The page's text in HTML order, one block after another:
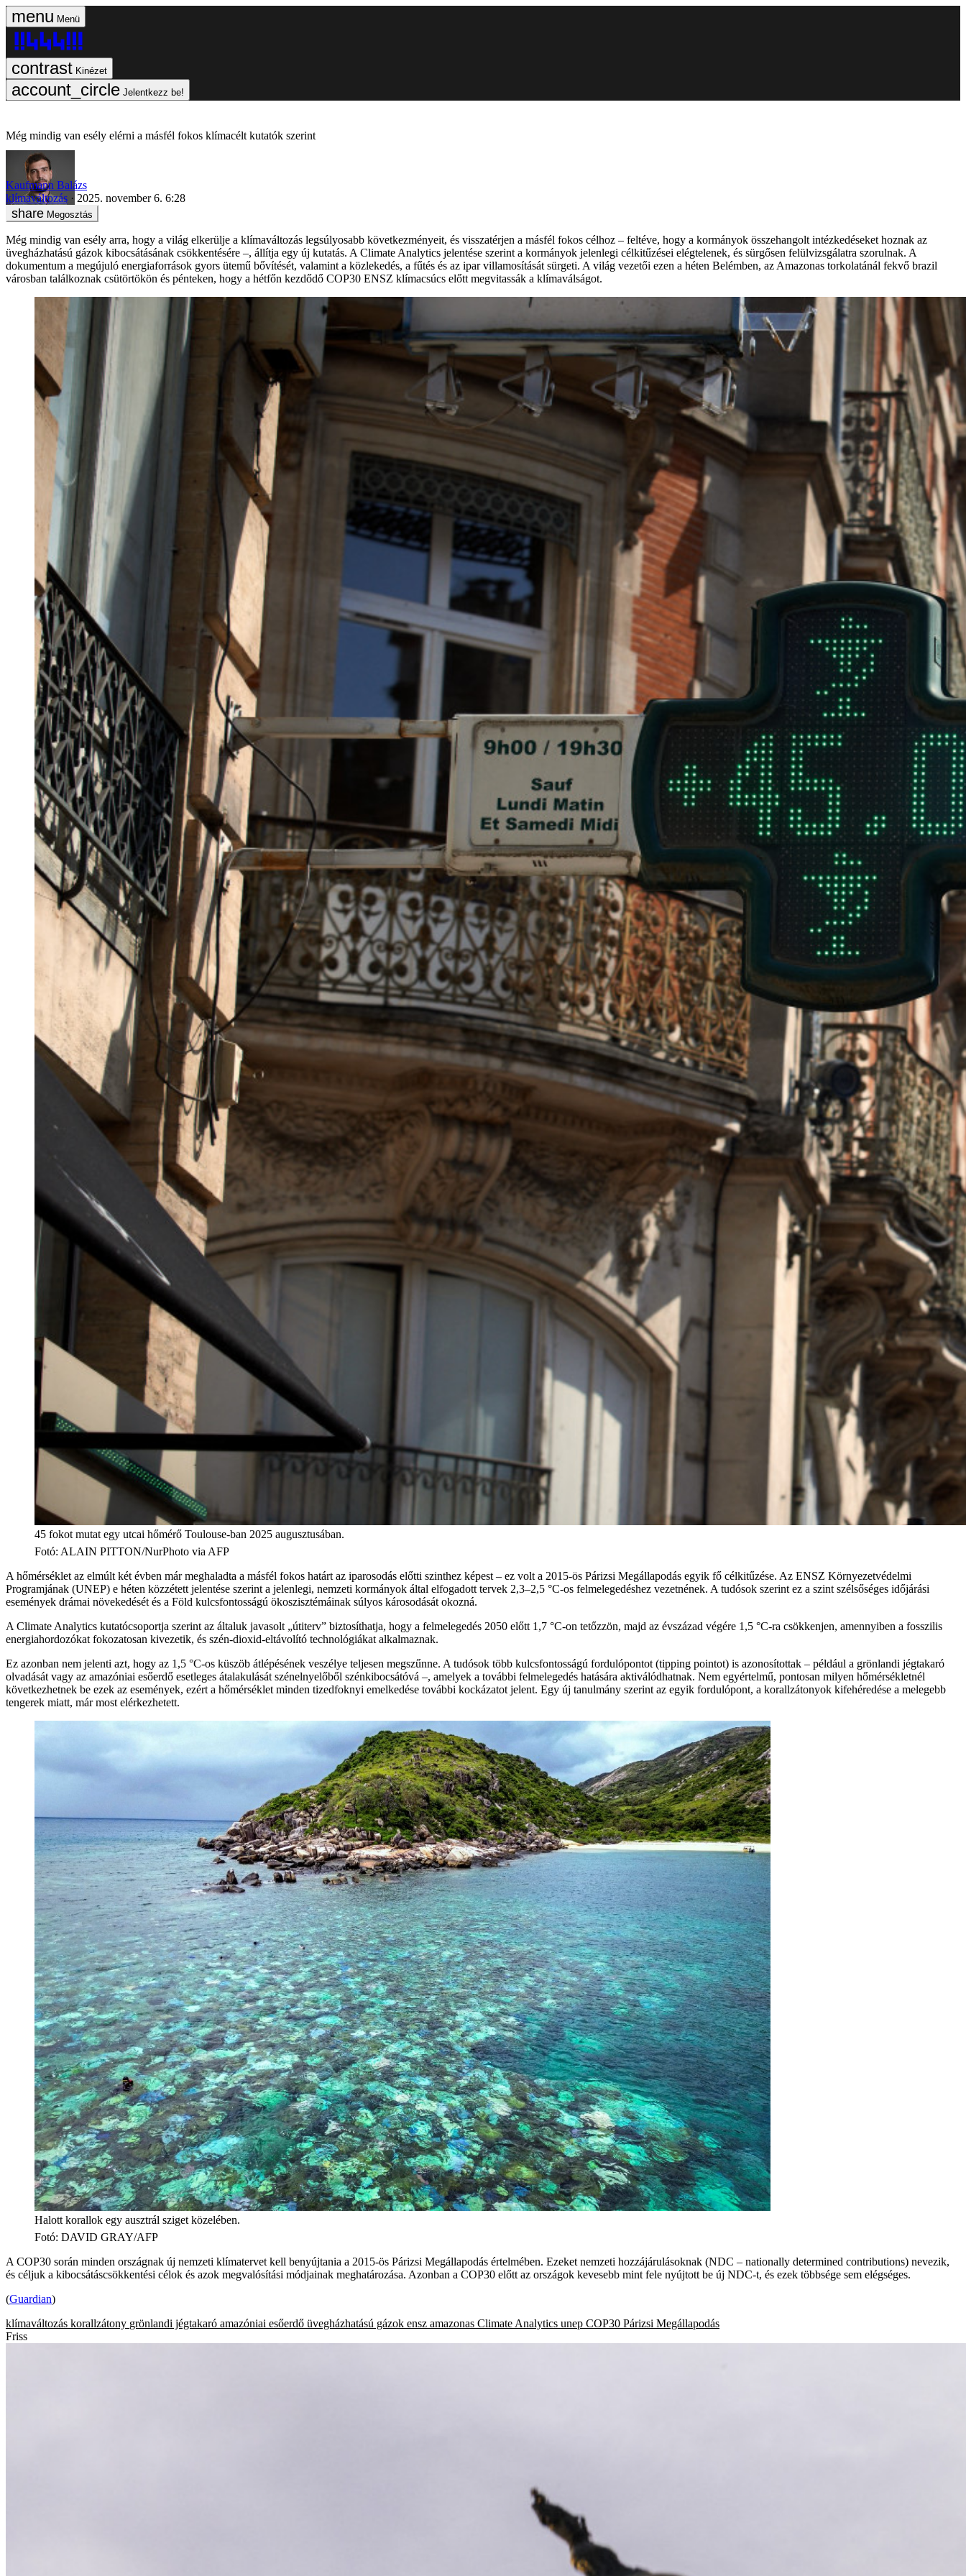
Menü
Kinézet
Jelentkezz be!
Még mindig van esély elérni a másfél fokos klímacélt kutatók szerint
Kaufmann Balázs
klímaváltozás
2025. november 6. 6:28
Megosztás
Még mindig van esély arra, hogy a világ elkerülje a klímaváltozás legsúlyosabb következményeit, és visszatérjen a másfél fokos célhoz – feltéve, hogy a kormányok összehangolt intézkedéseket hoznak az
üvegházhatású gázok kibocsátásának csökkentésére –, állítja egy új kutatás. A Climate Analytics jelentése szerint a kormányok jelenlegi célkitűzései elégtelenek, és sürgősen felülvizsgálatra szorulnak. A
dokumentum a megújuló energiaforrások gyors ütemű bővítését, valamint a közlekedés, a fűtés és az ipar villamosítását sürgeti. A világ vezetői ezen a héten Belémben, az Amazonas torkolatánál fekvő brazil
városban találkoznak csütörtökön és pénteken, hogy a hétfőn kezdődő COP30 ENSZ klímacsúcs előtt megvitassák a klímaválságot.
45 fokot mutat egy utcai hőmérő Toulouse-ban 2025 augusztusában.
Fotó: ALAIN PITTON/NurPhoto via AFP
A hőmérséklet az elmúlt két évben már meghaladta a másfél fokos határt az iparosodás előtti szinthez képest – ez volt a 2015-ös Párizsi Megállapodás egyik fő célkitűzése. Az ENSZ Környezetvédelmi
Programjának (UNEP) e héten közzétett jelentése szerint a jelenlegi, nemzeti kormányok által elfogadott tervek 2,3–2,5 °C-os felmelegedéshez vezetnének. A tudósok szerint ez a szint szélsőséges időjárási
események drámai növekedését és a Föld kulcsfontosságú ökoszisztémáinak súlyos károsodását okozná.
A Climate Analytics kutatócsoportja szerint az általuk javasolt „útiterv” biztosíthatja, hogy a felmelegedés 2050 előtt 1,7 °C-on tetőzzön, majd az évszázad végére 1,5 °C-ra csökkenjen, amennyiben a fosszilis
energiahordozókat fokozatosan kivezetik, és szén-dioxid-eltávolító technológiákat alkalmaznak.
Ez azonban nem jelenti azt, hogy az 1,5 °C-os küszöb átlépésének veszélye teljesen megszűnne. A tudósok több kulcsfontosságú fordulópontot (tipping pointot) is azonosítottak – például a grönlandi jégtakaró
olvadását vagy az amazóniai esőerdő esetleges átalakulását szénelnyelőből szénkibocsátóvá –, amelyek a további felmelegedés hatására aktiválódhatnak. Nem egyértelmű, pontosan milyen hőmérsékletnél
következhetnek be ezek az események, ezért a hőmérséklet minden tizedfoknyi emelkedése további kockázatot jelent. Egy új tanulmány szerint az egyik fordulópont, a korallzátonyok kifehéredése a melegebb
tengerek miatt, már most elérkezhetett.
Halott korallok egy ausztrál sziget közelében.
Fotó: DAVID GRAY/AFP
A COP30 során minden országnak új nemzeti klímatervet kell benyújtania a 2015-ös Párizsi Megállapodás értelmében. Ezeket nemzeti hozzájárulásoknak (NDC – nationally determined contributions) nevezik,
és céljuk a kibocsátáscsökkentési célok és azok megvalósítási módjainak meghatározása. Azonban a COP30 előtt az országok kevesebb mint fele nyújtott be új NDC-t, és ezek többsége sem elégséges.
(Guardian)
klímaváltozás korallzátony grönlandi jégtakaró amazóniai esőerdő üvegházhatású gázok ensz amazonas Climate Analytics unep COP30 Párizsi Megállapodás
Friss